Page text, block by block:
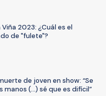
2023: ¿Cuál es el
de "fulete"?
de joven en show: “Se
manos (…) sé que es difícil”